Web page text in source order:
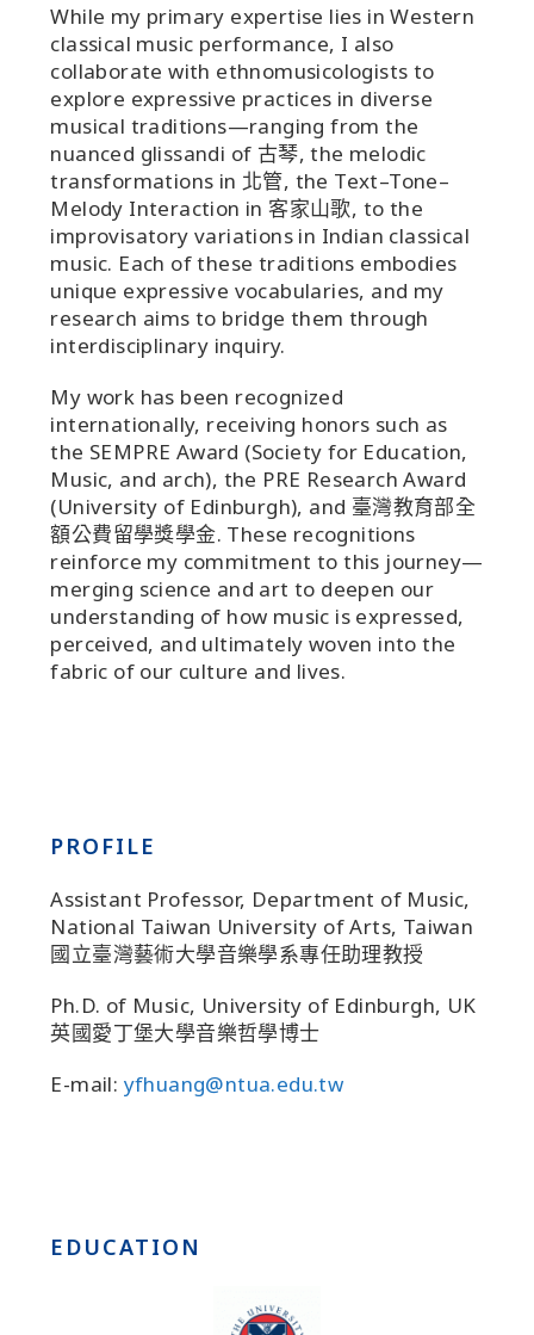
While my primary expertise lies in Western
classical music performance, I also
collaborate with ethnomusicologists to
explore expressive practices in diverse
musical traditions—ranging from the
nuanced glissandi of 古琴, the melodic
transformations in 北管, the Text–Tone–
Melody Interaction in 客家山歌, to the
improvisatory variations in Indian classical
music. Each of these traditions embodies
unique expressive vocabularies, and my
research aims to bridge them through
interdisciplinary inquiry.
My work has been recognized
internationally, receiving honors such as
the SEMPRE Award (Society for Education,
Music, and arch), the PRE Research Award
(University of Edinburgh), and 臺灣教育部全
額公費留學獎學金. These recognitions
reinforce my commitment to this journey—
merging science and art to deepen our
understanding of how music is expressed,
perceived, and ultimately woven into the
fabric of our culture and lives.
PROFILE
Assistant Professor, Department of Music,
National Taiwan University of Arts, Taiwan
國立臺灣藝術大學音樂學系專任助理教授
Ph.D. of Music, University of Edinburgh, UK
英國愛丁堡大學音樂哲學博士
E-mail: yfhuang@ntua.edu.tw
EDUCATION